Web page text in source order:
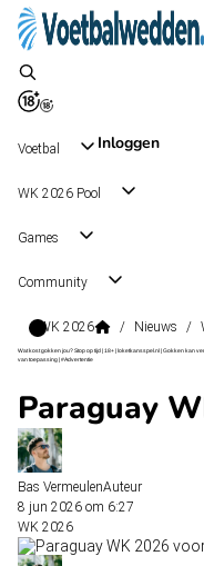
Inloggen
Voetbal
WK 2026 Pool
Games
Community
WK 2026 / Nieuws /
Wat kost gokken jou? Stop op tijd | 18+ | loketkansspel.nl | Gokken kan
van toepassing | #Advertentie
Paraguay
Bas VermeulenAuteur
8 jun 2026 om 6:27
WK 2026